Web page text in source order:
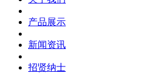
产品展示
新闻资讯
招贤纳士